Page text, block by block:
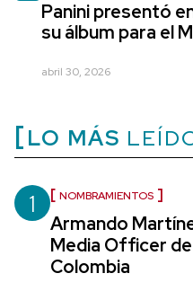
Panini presentó
su álbum para el
abril 30, 2026
LO MÁS
1 NOMBRAMIENTOS
Armando
Media Officer
Colombia